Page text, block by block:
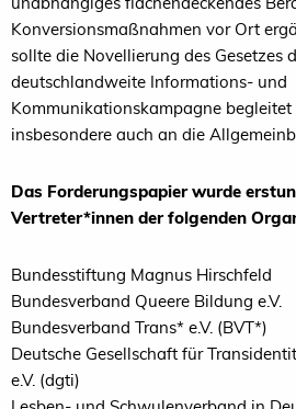
Konversionsmaßnahmen vor Ort
sollte die Novellierung des Gesetzes
deutschlandweite Informations- und
Kommunikationskampagne begleitet
insbesondere auch an die
Das Forderungspapier wurde
Vertreter*innen der folgenden
Bundesstiftung Magnus Hirschfeld
Bundesverband Queere Bildung e.V.
Bundesverband Trans* e.V. (BVT*)
Deutsche Gesellschaft für
e.V. (dgti)